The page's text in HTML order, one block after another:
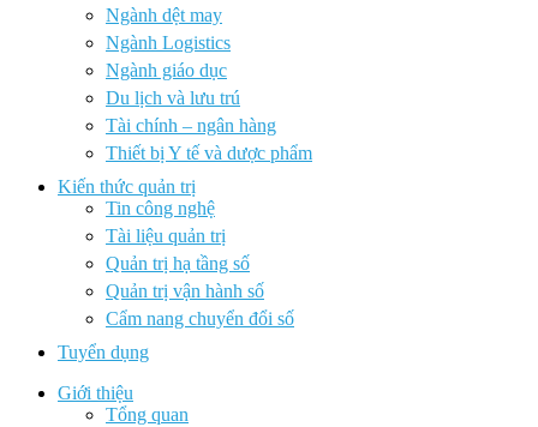
Ngành dệt may
Ngành Logistics
Ngành giáo dục
Du lịch và lưu trú
Tài chính – ngân hàng
Thiết bị Y tế và dược phẩm
Kiến thức quản trị
Tin công nghệ
Tài liệu quản trị
Quản trị hạ tầng số
Quản trị vận hành số
Cẩm nang chuyển đổi số
Tuyển dụng
Giới thiệu
Tổng quan